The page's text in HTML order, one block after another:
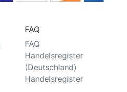
FAQ
FAQ
Handelsregister
(Deutschland)
Handelsregister